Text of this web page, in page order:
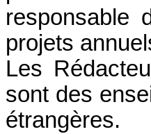
responsable
projets
Les
sont des
étrangères.